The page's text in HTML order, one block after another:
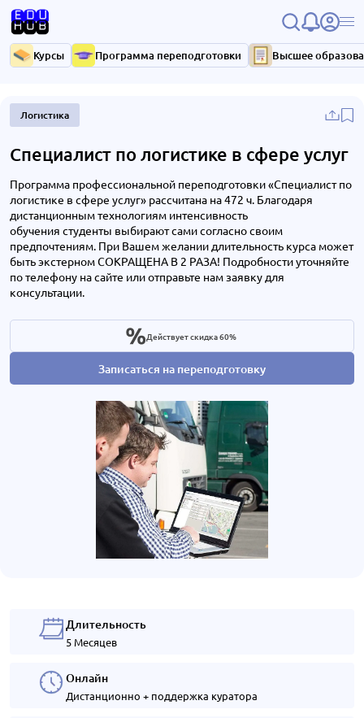
Курсы Программа переподготовки Высшее
Логистика
Специалист по логистике в сфере услуг
Программа профессиональной переподготовки «Специалист по
логистике в сфере услуг» рассчитана на 472 ч. Благодаря
дистанционным технологиям интенсивность
обучения студенты выбирают сами согласно своим
предпочтениям. При Вашем желании длительность курса может
быть экстерном СОКРАЩЕНА В 2 РАЗА! Подробности уточняйте
по телефону на сайте или отправьте нам заявку для
консультации.
Записаться на переподготовку
Действует скидка 60%
Длительность
5 Месяцев
Онлайн
Дистанционно + поддержка куратора